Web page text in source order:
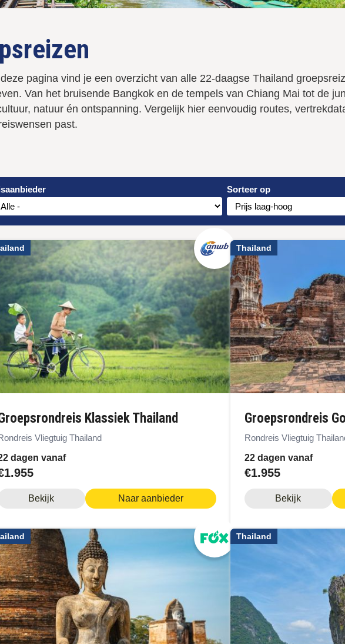
pagina vind je een overzicht van alle 22-daagse Thailand
Van het bruisende Bangkok en de tempels van Chiang Mai tot de
natuur én ontspanning. Vergelijk hier eenvoudig routes,
past.
Sorteer op
Groepsrondreis Klassiek Thailand
Vliegtuig Thailand
dagen vanaf
Bekijk Naar aanbieder
Thailand
groepsrondreis
Rondreis Vliegtuig
22 dagen vanaf
€1.955
Bekijk
Thailand